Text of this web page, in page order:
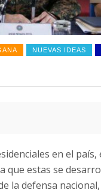
NUEVAS IDEAS
en el
que estas se
la defensa